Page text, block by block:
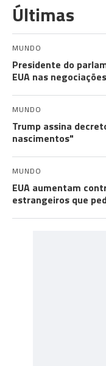
Últimas
MUNDO
Presidente do
EUA nas negociações
MUNDO
Trump assina
nascimentos"
MUNDO
EUA aumentam
estrangeiros que